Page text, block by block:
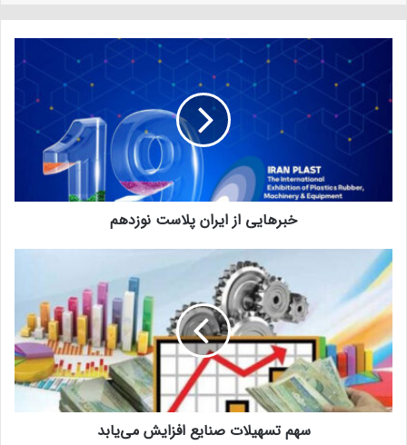
خبرهایی از ایران پلاست نوزدهم
سهم تسهیلات صنایع افزایش می‌یابد